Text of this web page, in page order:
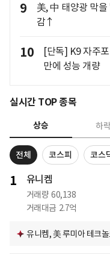
9
美, 中 태양광 막
감↑
10
[단독] K9 자주
만에 성능 개량
실시간 TOP 종목
상승 하락
전체 코스피 코스
1 유니켐
거래량 60,138
거래대금 2.7억
유니켐, 美 루미아 테크